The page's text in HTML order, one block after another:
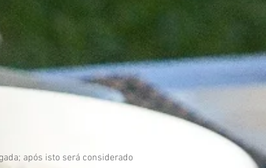
após isto será considerado